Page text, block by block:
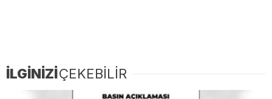
İLGİNİZİÇEKEBİLİR